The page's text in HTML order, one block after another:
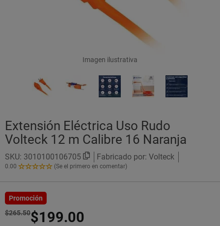
Imagen ilustrativa
Extensión Eléctrica Uso Rudo
Volteck 12 m Calibre 16 Naranja
SKU: 3010100106705 Fabricado por: Volteck
0.00
0.00
Estrellas!
(Se el primero en comentar)
Promoción
$265.50$199.00